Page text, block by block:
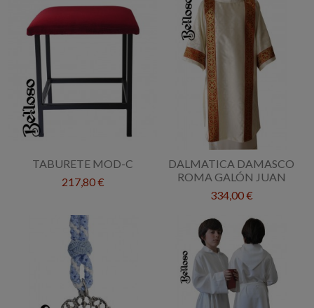
TABURETE MOD-C
217,80 €
DALMATICA DAMASCO
ROMA GALÓN JUAN
334,00 €